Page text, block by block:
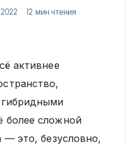
12 мин чтения
активнее
более сложной
— это, безусловно,